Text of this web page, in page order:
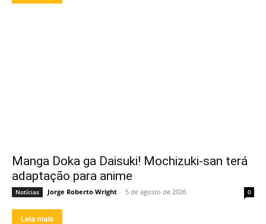
Manga Doka ga Daisuki! Mochizuki-san terá
adaptação para anime
Notícias Jorge Roberto Wright - 5 de agosto de 2026 0
Leia mais